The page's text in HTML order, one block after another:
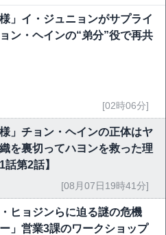
様」イ・ジュニョンがサプライ
ン・ヘインの“弟分”役で再共
[02時06分]
様」チョン・ヘインの正体はヤ
を裏切ってハヨンを救った理
第2話】
[08月07日19時41分]
ヒョジンらに迫る謎の危機
ー」営業3課のワークショップ